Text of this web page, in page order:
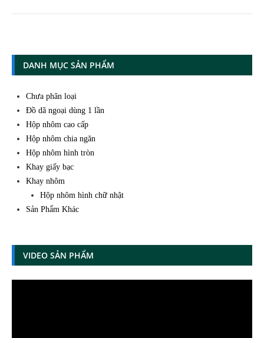
DANH MỤC SẢN PHẨM
Chưa phân loại
Đồ dã ngoại dùng 1 lần
Hộp nhôm cao cấp
Hộp nhôm chia ngăn
Hộp nhôm hình tròn
Khay giấy bạc
Khay nhôm
Hộp nhôm hình chữ nhật
Sản Phẩm Khác
VIDEO SẢN PHẨM